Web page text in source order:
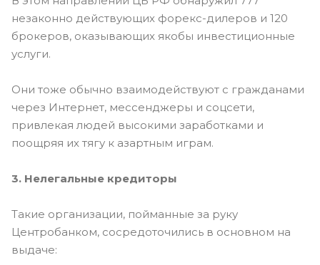
незаконно действующих форекс-дилеров и 120
брокеров, оказывающих якобы инвестиционные
услуги.
Они тоже обычно взаимодействуют с гражданами
через Интернет, мессенджеры и соцсети,
привлекая людей высокими заработками и
поощряя их тягу к азартным играм.
3. Нелегальные кредиторы
Такие организации, пойманные за руку
Центробанком, сосредоточились в основном на
выдаче: